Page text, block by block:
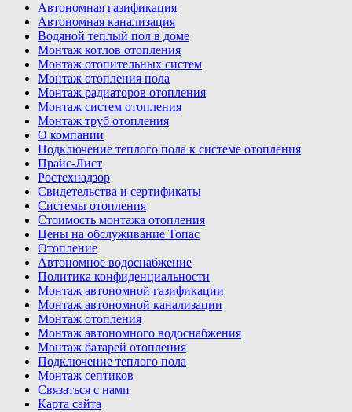
Автономная газификация
Автономная канализация
Водяной теплый пол в доме
Монтаж котлов отопления
Монтаж отопительных систем
Монтаж отопления пола
Монтаж радиаторов отопления
Монтаж систем отопления
Монтаж труб отопления
О компании
Подключение теплого пола к системе отопления
Прайс-Лист
Ростехнадзор
Свидетельства и сертификаты
Системы отопления
Стоимость монтажа отопления
Цены на обслуживание Топас
Отопление
Автономное водоснабжение
Политика конфиденциальности
Монтаж автономной газификации
Монтаж автономной канализации
Монтаж отопления
Монтаж автономного водоснабжения
Монтаж батарей отопления
Подключение теплого пола
Монтаж септиков
Связаться с нами
Карта сайта